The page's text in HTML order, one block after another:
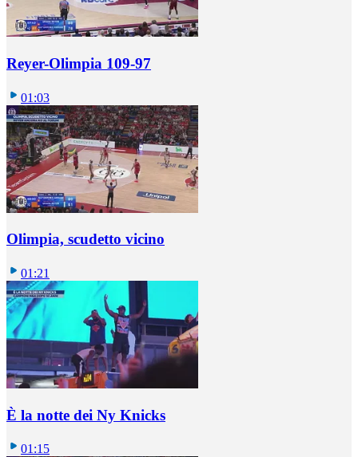
Reyer-Olimpia 109-97
01:03
Olimpia, scudetto vicino
01:21
È la notte dei Ny Knicks
01:15